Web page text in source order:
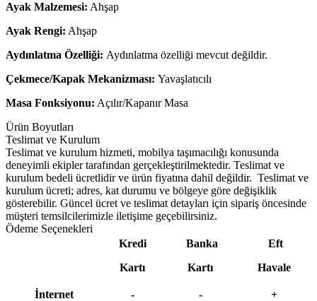
Ayak Malzemesi: Ahşap
Ayak Rengi: Ahşap
Aydınlatma Özelliği: Aydınlatma özelliği mevcut değildir.
Çekmece/Kapak Mekanizması: Yavaşlatıcılı
Masa Fonksiyonu: Açılır/Kapanır Masa
Ürün Boyutları
Teslimat ve Kurulum
Teslimat ve kurulum hizmeti, mobilya taşımacılığı konusunda
deneyimli ekipler tarafından gerçekleştirilmektedir. Teslimat ve
kurulum bedeli ücretlidir ve ürün fiyatına dahil değildir. ‎ Teslimat ve
kurulum ücreti; adres, kat durumu ve bölgeye göre değişiklik
gösterebilir. Güncel ücret ve teslimat detayları için sipariş öncesinde
müşteri temsilcilerimizle iletişime geçebilirsiniz.
Ödeme Seçenekleri
Kredi
Kartı
Banka
Kartı
Eft
Havale
İnternet - -
+